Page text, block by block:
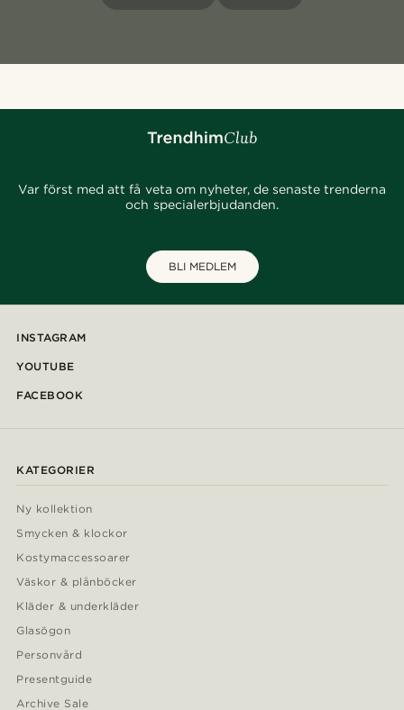
Var först med att få veta om nyheter, de senaste trenderna
och specialerbjudanden.
BLI MEDLEM
INSTAGRAM
YOUTUBE
FACEBOOK
KATEGORIER
Ny kollektion
Smycken & klockor
Kostymaccessoarer
Väskor & plånböcker
Kläder & underkläder
Glasögon
Personvård
Presentguide
Archive Sale